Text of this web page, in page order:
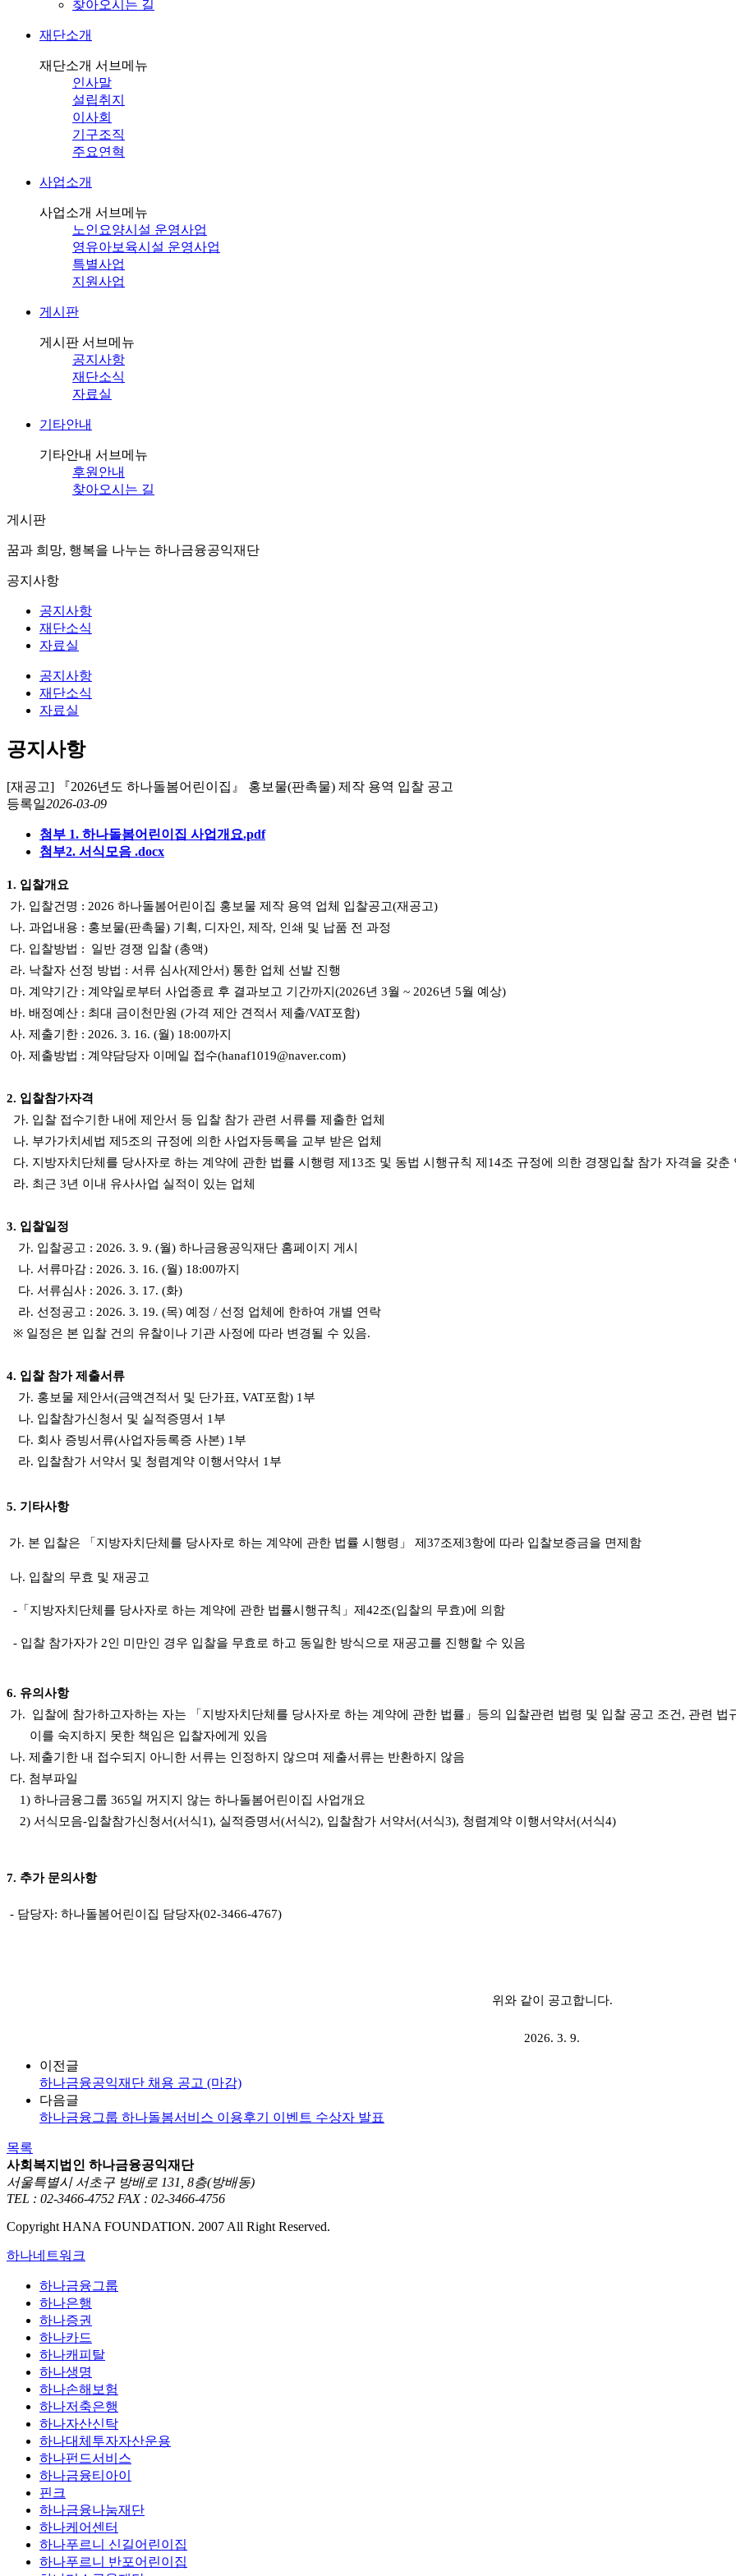
찾아오시는 길
재단소개
재단소개 서브메뉴
인사말
설립취지
이사회
기구조직
주요연혁
사업소개
사업소개 서브메뉴
노인요양시설 운영사업
영유아보육시설 운영사업
특별사업
지원사업
게시판
게시판 서브메뉴
공지사항
재단소식
자료실
기타안내
기타안내 서브메뉴
후원안내
찾아오시는 길
게시판
꿈과 희망, 행복을 나누는 하나금융공익재단
공지사항
공지사항
재단소식
자료실
공지사항
재단소식
자료실
공지사항
[재공고] 『2026년도 하나돌봄어린이집』 홍보물(판촉물) 제작 용역 입찰 공고
등록일2026-03-09
첨부 1. 하나돌봄어린이집 사업개요.pdf
첨부2. 서식모음 .docx
1. 입찰개요
가. 입찰건명 : 2026 하나돌봄어린이집 홍보물 제작 용역 업체 입찰공고(재공고)
나. 과업내용 : 홍보물(판촉물) 기획, 디자인, 제작, 인쇄 및 납품 전 과정
다. 입찰방법 : 일반 경쟁 입찰 (총액)
라. 낙찰자 선정 방법 : 서류 심사(제안서) 통한 업체 선발 진행
마. 계약기간 : 계약일로부터 사업종료 후 결과보고 기간까지 (2026년 3월 ~ 2026년 5월 예상)
바. 배정예산 : 최대 금이 천 만원 (가격 제안 견적서 제출/VAT포함)
사. 제출기한 : 2026. 3. 16. (월) 18:00까지
아. 제출방법 : 계약담당자 이메일 접수(hanaf1019@naver.com)
2. 입찰참가자격
가. 입찰 접수기한 내에 제안서 등 입찰 참가 관련 서류를 제출한 업체
나. 부가가치세법 제5조의 규정에 의한 사업자등록을 교부 받은 업체
다. 지방자치단체를 당사자로 하는 계약에 관한 법률 시행령 제13조 및 동법 시행규칙 제14조 규정에 의한 경쟁입찰 참가 자격을 갖춘
라. 최근 3년 이내 유사사업 실적이 있는 업체
3. 입찰일정
가. 입찰공고 : 2026. 3. 9. (월) 하나금융공익재단홈페이지 게시
나. 서류마감 : 2026. 3. 16. (월) 18:00까지
다. 서류심사 : 2026. 3. 17. (화)
라. 선정공고 : 2026. 3. 19. (목) 예정 / 선정 업체에 한하여 개별 연락
※ 일정은 본 입찰 건의 유찰이나 기관 사정에 따라 변경될 수 있음.
4. 입찰 참가 제출서류
가. 홍보물 제안서(금액견적서 및 단가표, VAT포함) 1부
나. 입찰참가신청서 및 실적증명서 1 부
다. 회사 증빙서류(사업자등록증 사본)1부
라. 입찰참가 서약서 및 청렴계약 이행서약서 1부
5. 기타사항
가. 본 입찰은 「지방자치단체를 당사자로 하는 계약에 관한 법률 시행령」 제37조제3항에 따라 입찰보증금을 면제 함
나. 입찰의 무효 및 재공고
-「지방자치단체를 당사자로 하는 계약에 관한 법률시행규칙」제42조(입찰의 무효)에 의함
- 입찰 참가자가 2인 미만인 경우 입찰을 무효로 하고 동일한 방식으로 재공고를 진행할 수 있음
6. 유의사항
가.
입찰에 참가하고자하는 자는 「지방자치단체를 당사자로 하는 계약에 관한 법률」등의 입찰관련 법령 및 입찰 공고 조건, 관련 법
이를 숙지하지 못한 책임은 입찰자에게 있음
나. 제출기한 내 접수되지 아니한 서류는 인정하지 않으며 제출서류는 반환하지 않음
다. 첨부파일
1) 하나금융그룹 365일 꺼지지 않는 하나돌봄어린이집 사업개요
2) 서식모음-입찰참가신청서(서식1), 실적증명서(서식2), 입찰참가 서약서(서식3), 청렴계약 이행서약서(서식4)
7. 추가 문의사항
- 담당자: 하나돌봄어린이집 담당자(02-3466-4767)
위와 같이 공고합니다.
2026. 3. 9.
이전글
하나금융공익재단 채용 공고 (마감)
다음글
하나금융그룹 하나돌봄서비스 이용후기 이벤트 수상자 발표
목록
사회복지법인 하나금융공익재단
서울특별시 서초구 방배로 131, 8층(방배동)
TEL : 02-3466-4752 FAX : 02-3466-4756
Copyright HANA FOUNDATION. 2007 All Right Reserved.
하나네트워크
하나금융그룹
하나은행
하나증권
하나카드
하나캐피탈
하나생명
하나손해보험
하나저축은행
하나자산신탁
하나대체투자자산운용
하나펀드서비스
하나금융티아이
핀크
하나금융나눔재단
하나케어센터
하나푸르니 신길어린이집
하나푸르니 반포어린이집